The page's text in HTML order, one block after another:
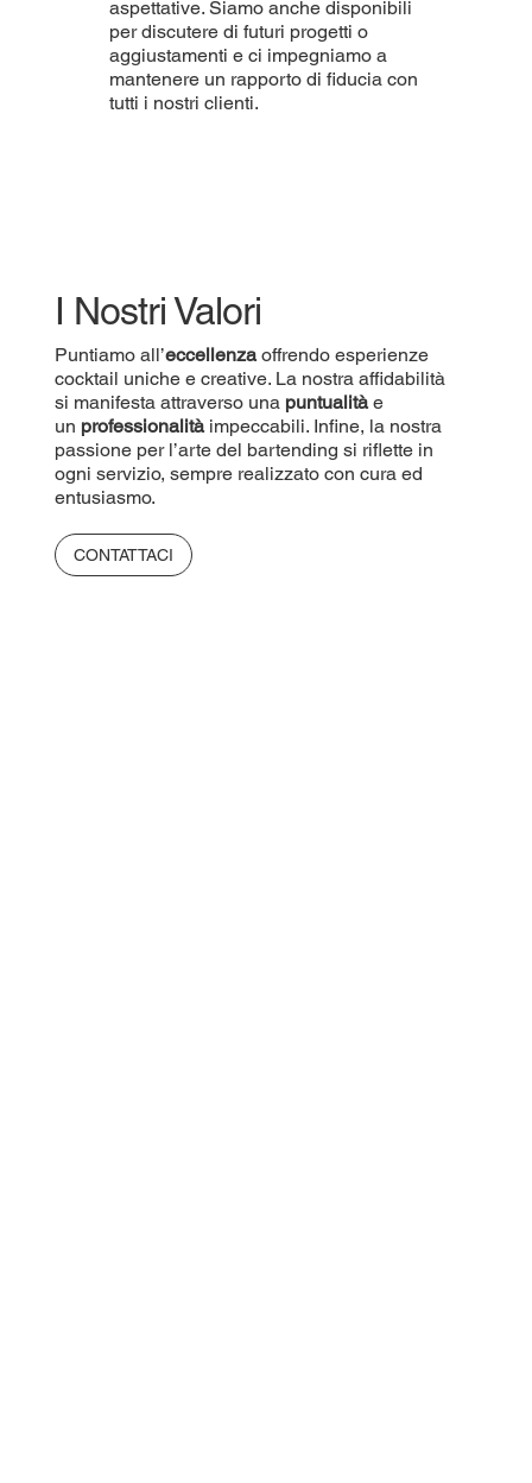
I Nostri Valori
Puntiamo all’eccellenzaoffrendo esperienze
cocktail uniche e creative. La nostra affidabilità
si manifesta attraverso una puntualitàe
un professionalitàimpeccabili. Infine, la nostra
passione per l’arte del bartending si riflette in
ogni servizio, sempre realizzato con cura ed
entusiasmo.
CONTATTACI
aspettative. Siamo anche disponibili
per discutere di futuri progetti o
aggiustamenti e ci impegniamo a
mantenere un rapporto di fiducia con
tutti i nostri clienti.